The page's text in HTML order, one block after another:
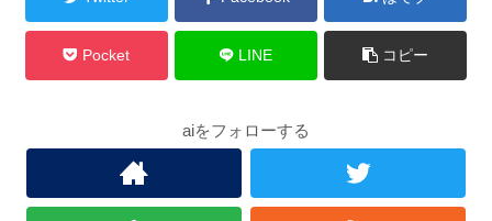
Pocket LINE コピー
aiをフォローする